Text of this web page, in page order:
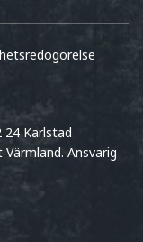
24 Karlstad
Ansvarig